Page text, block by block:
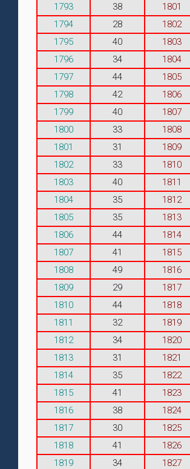
1793
38 1801
1794
28 1802
1795
40 1803
1796
34 1804
1797
44 1805
1798
42 1806
1799
40 1807
1800
33 1808
1801
31 1809
1802
33 1810
1803
40 1811
1804
35 1812
1805
35 1813
1806
44 1814
1807
41 1815
1808
49 1816
1809
29 1817
1810
44 1818
1811
32 1819
1812
34 1820
1813
31 1821
1814
35 1822
1815
41 1823
1816
38 1824
1817
30 1825
1818
41 1826
1819
34 1827